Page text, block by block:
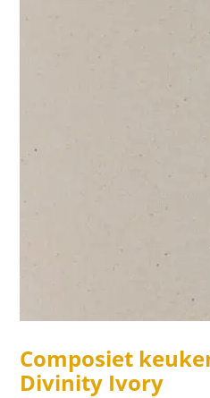
Composiet
Divinity Ivory